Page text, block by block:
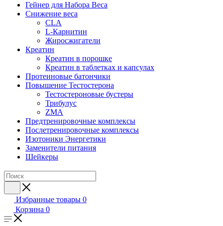
Гейнер для Набора Веса
Снижение веса
CLA
L-Карнитин
Жиросжигатели
Креатин
Креатин в порошке
Креатин в таблетках и капсулах
Протеиновые батончики
Повышение Тестостерона
Тестостероновые бустеры
Трибулус
ZMA
Предтренировочные комплексы
Послетренировочные комплексы
Изотоники Энергетики
Заменители питания
Шейкеры
Избранные товары 0
Корзина 0